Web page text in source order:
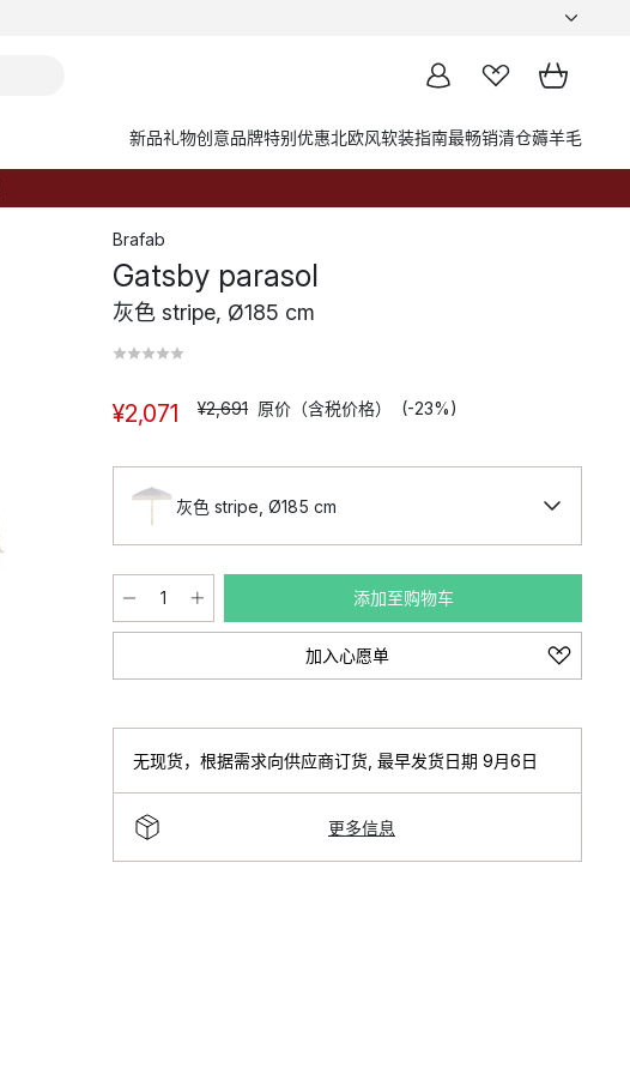
新品礼物创意品牌特别优惠北欧风软装指南最畅销清仓薅羊毛
Brafab
Gatsby parasol
灰色 stripe, Ø185 cm
¥2,071 ¥2,691 原价（含税价格） (-23%)
灰色 stripe, Ø185 cm
添加至购物车
加入心愿单
无现货，根据需求向供应商订货 最早发货日期 9月6日
更多信息